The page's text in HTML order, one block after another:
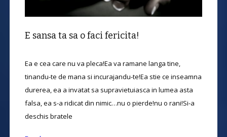
E sansa ta sa o faci fericita!
Ea e cea care nu va pleca!Ea va ramane langa tine,
tinandu-te de mana si incurajandu-te!Ea stie ce inseamna
durerea, ea a invatat sa supravietuiasca in lumea asta
falsa, ea s-a ridicat din nimic…nu o pierde!nu o rani!Si-a
deschis bratele